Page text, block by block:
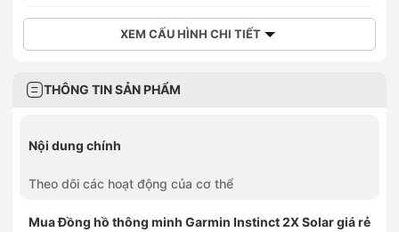
XEM CẤU HÌNH CHI TIẾT
THÔNG TIN SẢN PHẨM
Nội dung chính
Theo dõi các hoạt động của cơ thể
Mua Đồng hồ thông minh Garmin Instinct 2X Solar giá rẻ